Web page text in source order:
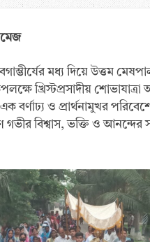
মধ্য দিয়ে উত্তম
খ্রিস্টপ্রসাদীয়
বর্ণাঢ্য ও প্রার্থনামুখর
গভীর বিশ্বাস, ভক্তি ও আনন্দের